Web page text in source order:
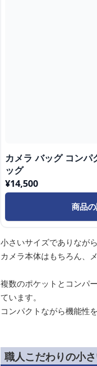
カメラ バッグ コン
ッグ
¥14,500
商品
小さいサイズでありなが
カメラ本体はもちろん、
複数のポケットとコンパ
ています。
コンパクトながら機能性
職人こだわりの小